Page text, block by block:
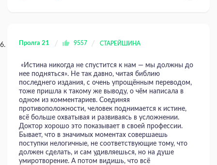
Пролга 21 9557 СТАРЕЙШИНА
«Истина никогда не спустится к нам — мы должны до
нее подняться». Не так давно, читая библию
последнего издания, с очень упрощённым переводом,
тоже пришла к такому же выводу, о чём написала в
одном из комментариев. Соединяя
противоположности, человек поднимается к истине,
всё больше охватывая и развиваясь в усложнении.
Доктор хорошо это показывает в своей профессии.
Бывает, что в значимых моментах совершаешь
поступки нелогичные, не соответствующие тому, что
должен сделать, и сам удивляешься, но на душе
умиротворение. А потом видишь, что всё